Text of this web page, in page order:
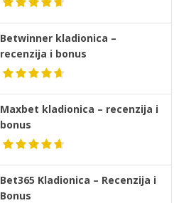
Betwinner kladionica –
recenzija i bonus
Maxbet kladionica – recenzija i
bonus
Bet365 Kladionica – Recenzija i
Bonus